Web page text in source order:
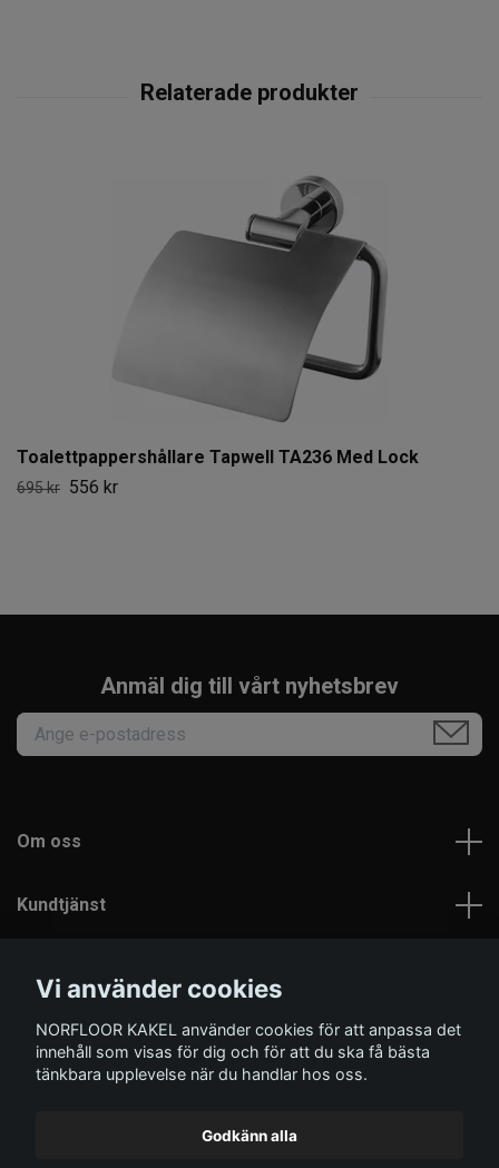
Toalettpappershållare Tapwell TA236 Med Lock
695 kr 556 kr
Anmäl dig till vårt nyhetsbrev
Om oss
Kundtjänst
Sociala medier
Vi använder cookies
NORFLOOR KAKEL använder cookies för att anpassa det
innehåll som visas för dig och för att du ska få bästa
tänkbara upplevelse när du handlar hos oss.
Godkänn alla